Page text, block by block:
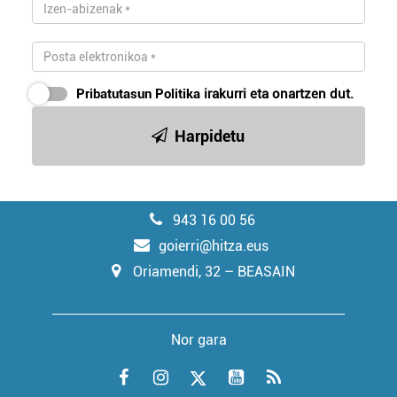
Pribatutasun Politika irakurri eta onartzen dut.
Harpidetu
943 16 00 56
goierri@hitza.eus
Oriamendi, 32 – BEASAIN
Nor gara